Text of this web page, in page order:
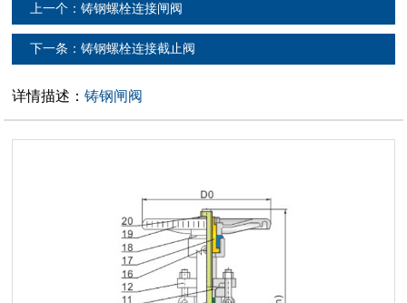
上一个：铸钢螺栓连接闸阀
下一条：铸钢螺栓连接截止阀
详情描述：铸钢闸阀